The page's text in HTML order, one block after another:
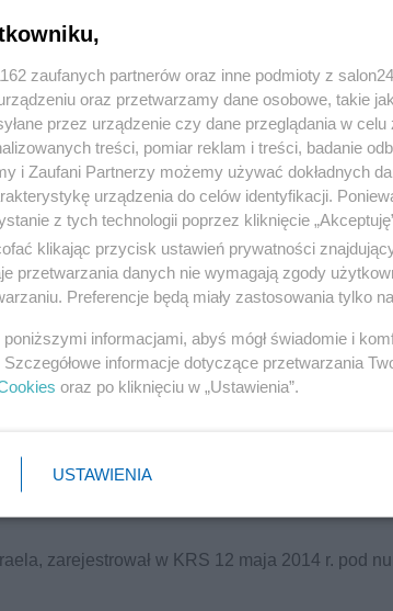
straciły nadzieję na rozwiązanie problemu
Rosji, postanowiono realizować nowy plan, w
w Polsce proniemiecką i prorosyjską koalicję
posiedzeniu w Krakowie, namaścił A.Dudę
jego zgłoszenie, co się stało w
w styczniu 2017 roku.
Morawieckiego z którym prowadził
w 2015 roku powierzyć mu w rządzie
zarejestrował w KRS 12 maja 2014 r. pod
zaufanych partnerów oraz inne podmioty z
oraz przetwarzamy dane osobowe, takie
przez urządzenie czy dane przeglądania w
treści, pomiar reklam i treści, badanie
i Zaufani Partnerzy możemy używać dokładnych
urządzenia do celów identyfikacji.
z tych technologii poprzez kliknięcie
klikając przycisk ustawień prywatności
przetwarzania danych nie wymagają zgody
Preferencje będą miały zastosowania tylko
poniższymi informacjami, abyś mógł świadomie i
informacje dotyczące przetwarzania
oraz po kliknięciu w „Ustawienia”.
USTAWIENIA